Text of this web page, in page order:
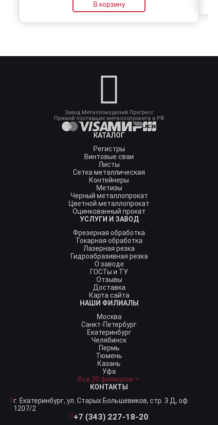
В корзину
Завод Металлоизделий Прогресс
Прямой поставщик металлопроката в РФ
КАТАЛОГ
Регистры
Винтовые сваи
Листы
Сетка металлическая
Контейнеры
Метизы
Черный металлопрокат
Цветной металлопрокат
Оцинкованный прокат
УСЛУГИ И ЗАВОД
Фрезерная обработка
Токарная обработка
Лазерная резка
Гидроабразивная резка
О заводе
ГОСТы и ТУ
Отзывы
Доставка
Карта сайта
НАШИ ФИЛИАЛЫ
Москва
Санкт-Петербург
Екатеринбург
Челябинск
Пермь
Тюмень
Казань
Уфа
Все 20 филиалов
КОНТАКТЫ
г. Екатеринбург, ул. Старых Большевиков, стр. 3 Д, оф.
1207/2
+7 (343) 227-18-20